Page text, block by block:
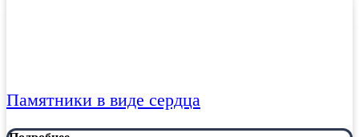
Памятники в виде сердца